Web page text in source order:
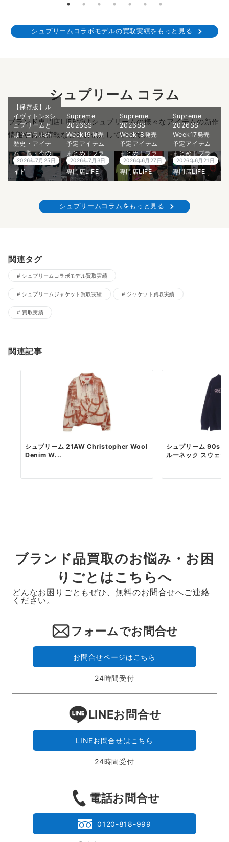
シュプリームコラボモデルの買取実績をもっと見る
シュプリーム コラム
ブランド専門店LIFEではシュプリームの様々なアイテムの新作
情報や買取情報などをお伝えしています。
【保存版】ル
イヴィトン×シ
ュプリームと
は？コラボの
歴史・アイテ
ム一覧・今の
価値を徹底ガ
イド
2026年7月25日
Supreme
2026SS
Week19発売
予定アイテム
まとめ｜ブラ
ンド古着買取
専門店LIFE
2026年7月3日
Supreme
2026SS
Week18発売
予定アイテム
まとめ｜ブラ
ンド古着買取
専門店LIFE
2026年6月27日
Supreme
2026SS
Week17発売
予定アイテム
まとめ｜ブラ
ンド古着買取
専門店LIFE
2026年6月21日
シュプリームコラムをもっと見る
関連タグ
シュプリームコラボモデル買取実績
シュプリームジャケット買取実績 ジャケット買取実績
買取実績
関連記事
シュプリーム 21AW Christopher Wool
Denim W...
シュプリーム 90s
ルーネック スウェ
ブランド品買取のお悩み・お困
りごとはこちらへ
どんなお困りごともぜひ、無料のお問合せへご連絡
ください。
フォームでお問合せ
お問合せページはこちら
24時間受付
LINEお問合せ
LINEお問合せはこちら
24時間受付
電話お問合せ
0120-818-999